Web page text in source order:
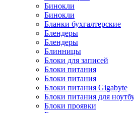
Бинокли
Бинокли
Бланки бухгалтерские
Блендеры
Блендеры
Блинницы
Блоки для записей
Блоки питания
Блоки питания
Блоки питания Gigabyte
Блоки питания для
Блоки проявки